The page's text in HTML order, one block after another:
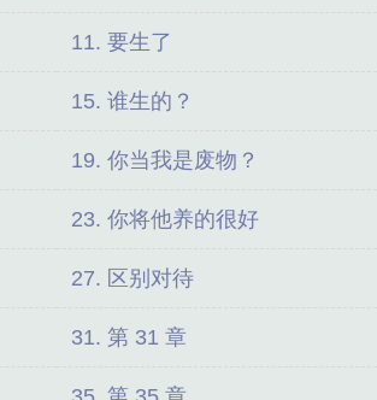
11. 要生了
15. 谁生的？
19. 你当我是废物？
23. 你将他养的很好
27. 区别对待
31. 第 31 章